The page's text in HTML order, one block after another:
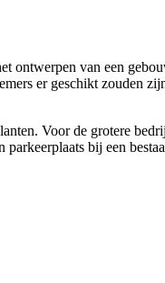
ontwerpen van een
er geschikt zouden
Voor de grotere
bij een